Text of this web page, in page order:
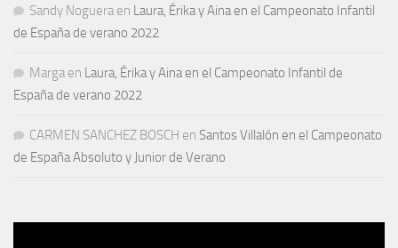
Sandy Noguera en Laura, Érika y Aina en el Campeonato Infantil
de España de verano 2022
Marga en Laura, Érika y Aina en el Campeonato Infantil de
España de verano 2022
CARMEN SANCHEZ BOSCH en Santos Villalón en el Campeonato
de España Absoluto y Junior de Verano